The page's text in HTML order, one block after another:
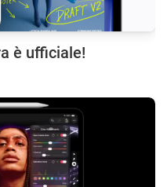
è ufficiale!